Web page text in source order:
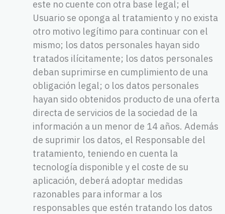
este no cuente con otra base legal; el
Usuario se oponga al tratamiento y no exista
otro motivo legítimo para continuar con el
mismo; los datos personales hayan sido
tratados ilícitamente; los datos personales
deban suprimirse en cumplimiento de una
obligación legal; o los datos personales
hayan sido obtenidos producto de una oferta
directa de servicios de la sociedad de la
información a un menor de 14 años. Además
de suprimir los datos, el Responsable del
tratamiento, teniendo en cuenta la
tecnología disponible y el coste de su
aplicación, deberá adoptar medidas
razonables para informar a los
responsables que estén tratando los datos